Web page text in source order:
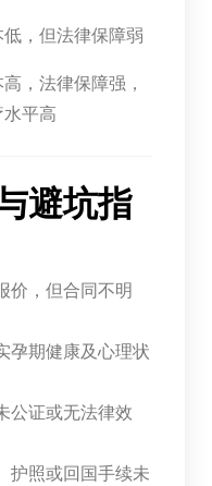
低，但法律保障弱
高，法律保障强，
水平高
避坑指
价，但合同不明
孕期健康及心理状
公证或无法律效
护照或回国手续未